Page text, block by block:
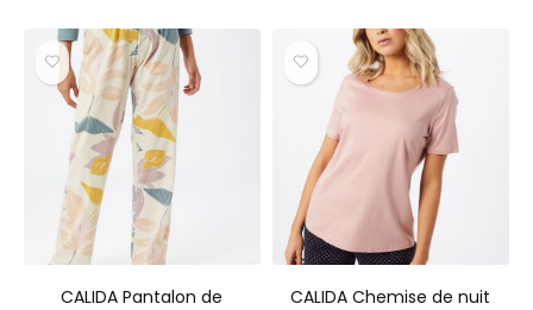
CALIDA Pantalon de
CALIDA Chemise de nuit